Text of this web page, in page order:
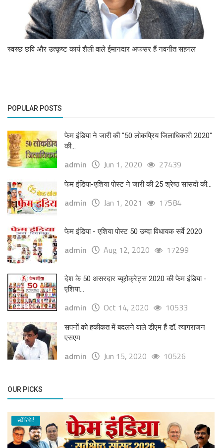
स्वस्छ छवि और उत्कृष्ट कार्य शैली वाले ईमानदार अफसर हैं नवनीत सहगल
POPULAR POSTS
फेम इंडिया ने जारी की "50 लोकप्रिय जिलाधिकारी 2020"
की...
admin Jun 1, 2020 27439
फेम इंडिया-एशिया पोस्ट ने जारी की 25 श्रेष्ठ सांसदों की...
admin Jan 1, 2021 17584
फेम इंडिया - एशिया पोस्ट 50 उम्दा विधायक सर्वे 2020
admin Aug 12, 2020 17299
देश के 50 असरदार ब्यूरोक्रेट्स 2020 की फेम इंडिया -
एशिया...
admin Oct 14, 2020 10533
सपनों को हकीकत में बदलने वाले डीएम हैं डॉ. त्यागराजन
एसएम
admin Jun 15, 2020 10526
OUR PICKS
सर्वे रिपोर्ट